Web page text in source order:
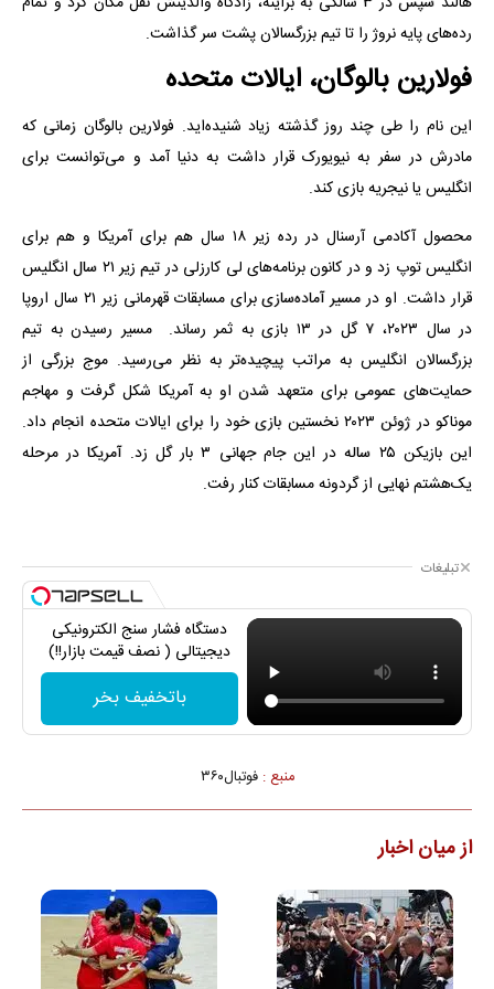
رده‌های پایه نروژ را تا تیم بزرگسالان پشت سر گذاشت.
فولارین بالوگان، ایالات متحده
این نام را طی چند روز گذشته زیاد شنیده‌اید.‌ فولارین بالوگان زمانی که
مادرش در سفر به نیویورک قرار داشت به دنیا آمد و می‌توانست برای
انگلیس یا نیجریه بازی کند.
محصول آکادمی آرسنال در رده زیر ۱۸ سال هم برای آمریکا و هم برای
انگلیس توپ زد و در کانون برنامه‌های لی کارزلی در تیم زیر ۲۱ سال انگلیس
قرار داشت. او در مسیر آماده‌سازی برای مسابقات قهرمانی زیر ۲۱ سال اروپا
در سال ۲۰۲۳، ۷ گل در ۱۳ بازی به ثمر رساند. مسیر رسیدن به تیم
بزرگسالان انگلیس به مراتب پیچیده‌تر به نظر می‌رسید. موج بزرگی از
حمایت‌های عمومی برای متعهد شدن او به آمریکا شکل گرفت و مهاجم
موناکو در ژوئن ۲۰۲۳ نخستین بازی خود را برای ایالات متحده انجام داد.
این بازیکن ۲۵ ساله در این جام جهانی ۳ بار گل زد. آمریکا در مرحله
یک‌هشتم نهایی از گردونه مسابقات کنار رفت.
تبلیغات
دستگاه فشار سنج الکترونیکی
دیجیتالی ( نصف قیمت بازار!!)
باتخفیف بخر
منبع :فوتبال۳۶۰
از میان اخبار